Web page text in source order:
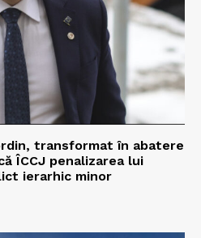
transformat în abatere
ÎCCJ penalizarea lui
ierarhic minor